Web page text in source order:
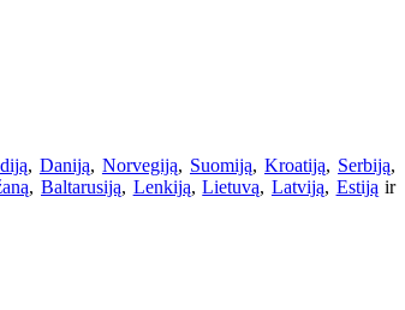
, Daniją, Norvegiją, Suomiją,Kroatiją, Serbiją,
, Baltarusiją, Lenkiją,Lietuvą, Latviją, Estiją ir